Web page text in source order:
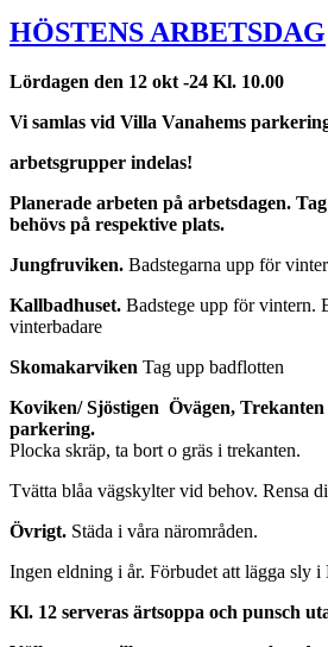
HÖSTENS ARBETSDAG
Lördagen den 12 okt -24 Kl. 10.00
Vi samlas vid Villa Vanahems
arbetsgrupper indelas!
Planerade arbeten på arbetsdagen.
behövs på respektive plats.
Jungfruviken. Badstegarna upp för
Kallbadhuset. Badstege upp för vintern.
vinterbadare
Skomakarviken Tag upp badflotten
Koviken/ Sjöstigen Övägen, Trekanten
parkering.
Plocka skräp, ta bort o gräs i trekanten.
Tvätta blåa vägskylter vid behov. Rensa
Övrigt. Städa i våra närområden.
Ingen eldning i år. Förbudet att lägga sly
Kl. 12 serveras ärtsoppa och punsch